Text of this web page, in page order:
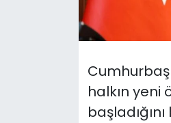
halkın yeni
SAĞLIK
Teknoloji